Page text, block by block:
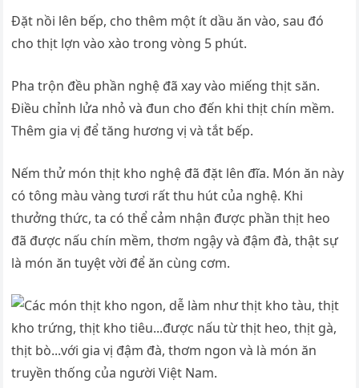
Đặt nồi lên bếp, cho thêm một ít dầu ăn vào, sau đó
cho thịt lợn vào xào trong vòng 5 phút.
Pha trộn đều phần nghệ đã xay vào miếng thịt săn.
Điều chỉnh lửa nhỏ và đun cho đến khi thịt chín mềm.
Thêm gia vị để tăng hương vị và tắt bếp.
Nếm thử món thịt kho nghệ đã đặt lên đĩa. Món ăn này
có tông màu vàng tươi rất thu hút của nghệ. Khi
thưởng thức, ta có thể cảm nhận được phần thịt heo
đã được nấu chín mềm, thơm ngậy và đậm đà, thật sự
là món ăn tuyệt vời để ăn cùng cơm.